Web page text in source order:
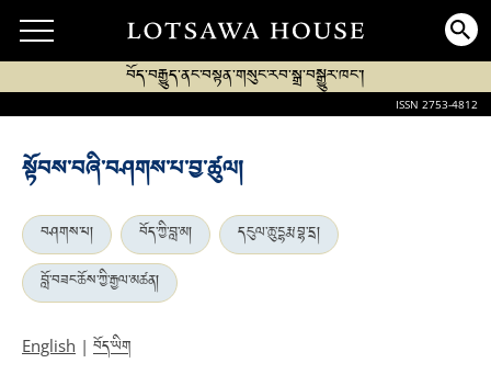
བོད་བརྒྱུད་ནང་བསྟན་གསུང་རབ་སྒྲ་བསྒྱུར་ཁང་།
ISSN 2753-4812
སྟོབས་བཞི་བཤགས་པ་བྱ་ཚུལ།
བཤགས་པ། བོད་ཀྱི་བླ་མ།
དངུལ་ཆུ་དྷརྨ་བྷ་དྲ།
བློ་བཟང་ཆོས་ཀྱི་རྒྱལ་མཚན།
English | བོད་ཡིག